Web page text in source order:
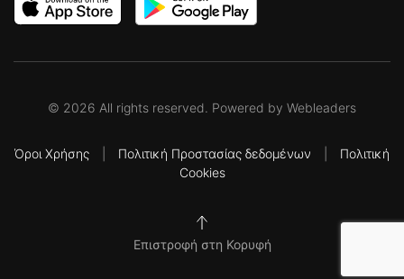
© 2026 All rights reserved. Powered by Webleaders
Όροι Χρήσης Πολιτική Προστασίας δεδομένων
Πολιτική
Cookies
Επιστροφή στη Κορυφή